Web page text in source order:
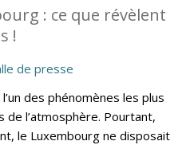
: ce que révèlent
!
de presse
des phénomènes les plus
de l’atmosphère. Pourtant,
le Luxembourg ne disposait